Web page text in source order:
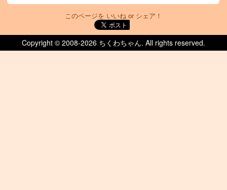
このページを いいね or シェア！
Copyright © 2008-2026 ちくわちゃん. All rights reserved.